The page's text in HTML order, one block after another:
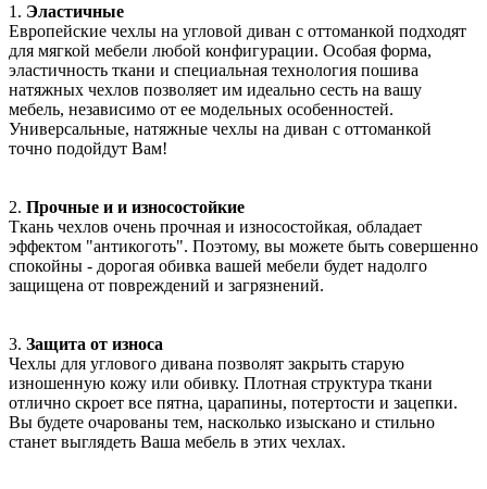
1. Эластичные
Европейские чехлы на угловой диван с оттоманкой подходят
для мягкой мебели любой конфигурации. Особая форма,
эластичность ткани и специальная технология пошива
натяжных чехлов позволяет им идеально сесть на вашу
мебель, независимо от ее модельных особенностей.
Универсальные, натяжные чехлы на диван с оттоманкой
точно подойдут Вам!
2. Прочные и и износостойкие
Ткань чехлов очень прочная и износостойкая, обладает
эффектом "антикоготь". Поэтому, вы можете быть совершенно
спокойны - дорогая обивка вашей мебели будет надолго
защищена от повреждений и загрязнений.
3. Защита от износа
Чехлы для углового дивана позволят закрыть старую
изношенную кожу или обивку. Плотная структура ткани
отлично скроет все пятна, царапины, потертости и зацепки.
Вы будете очарованы тем, насколько изыскано и стильно
станет выглядеть Ваша мебель в этих чехлах.